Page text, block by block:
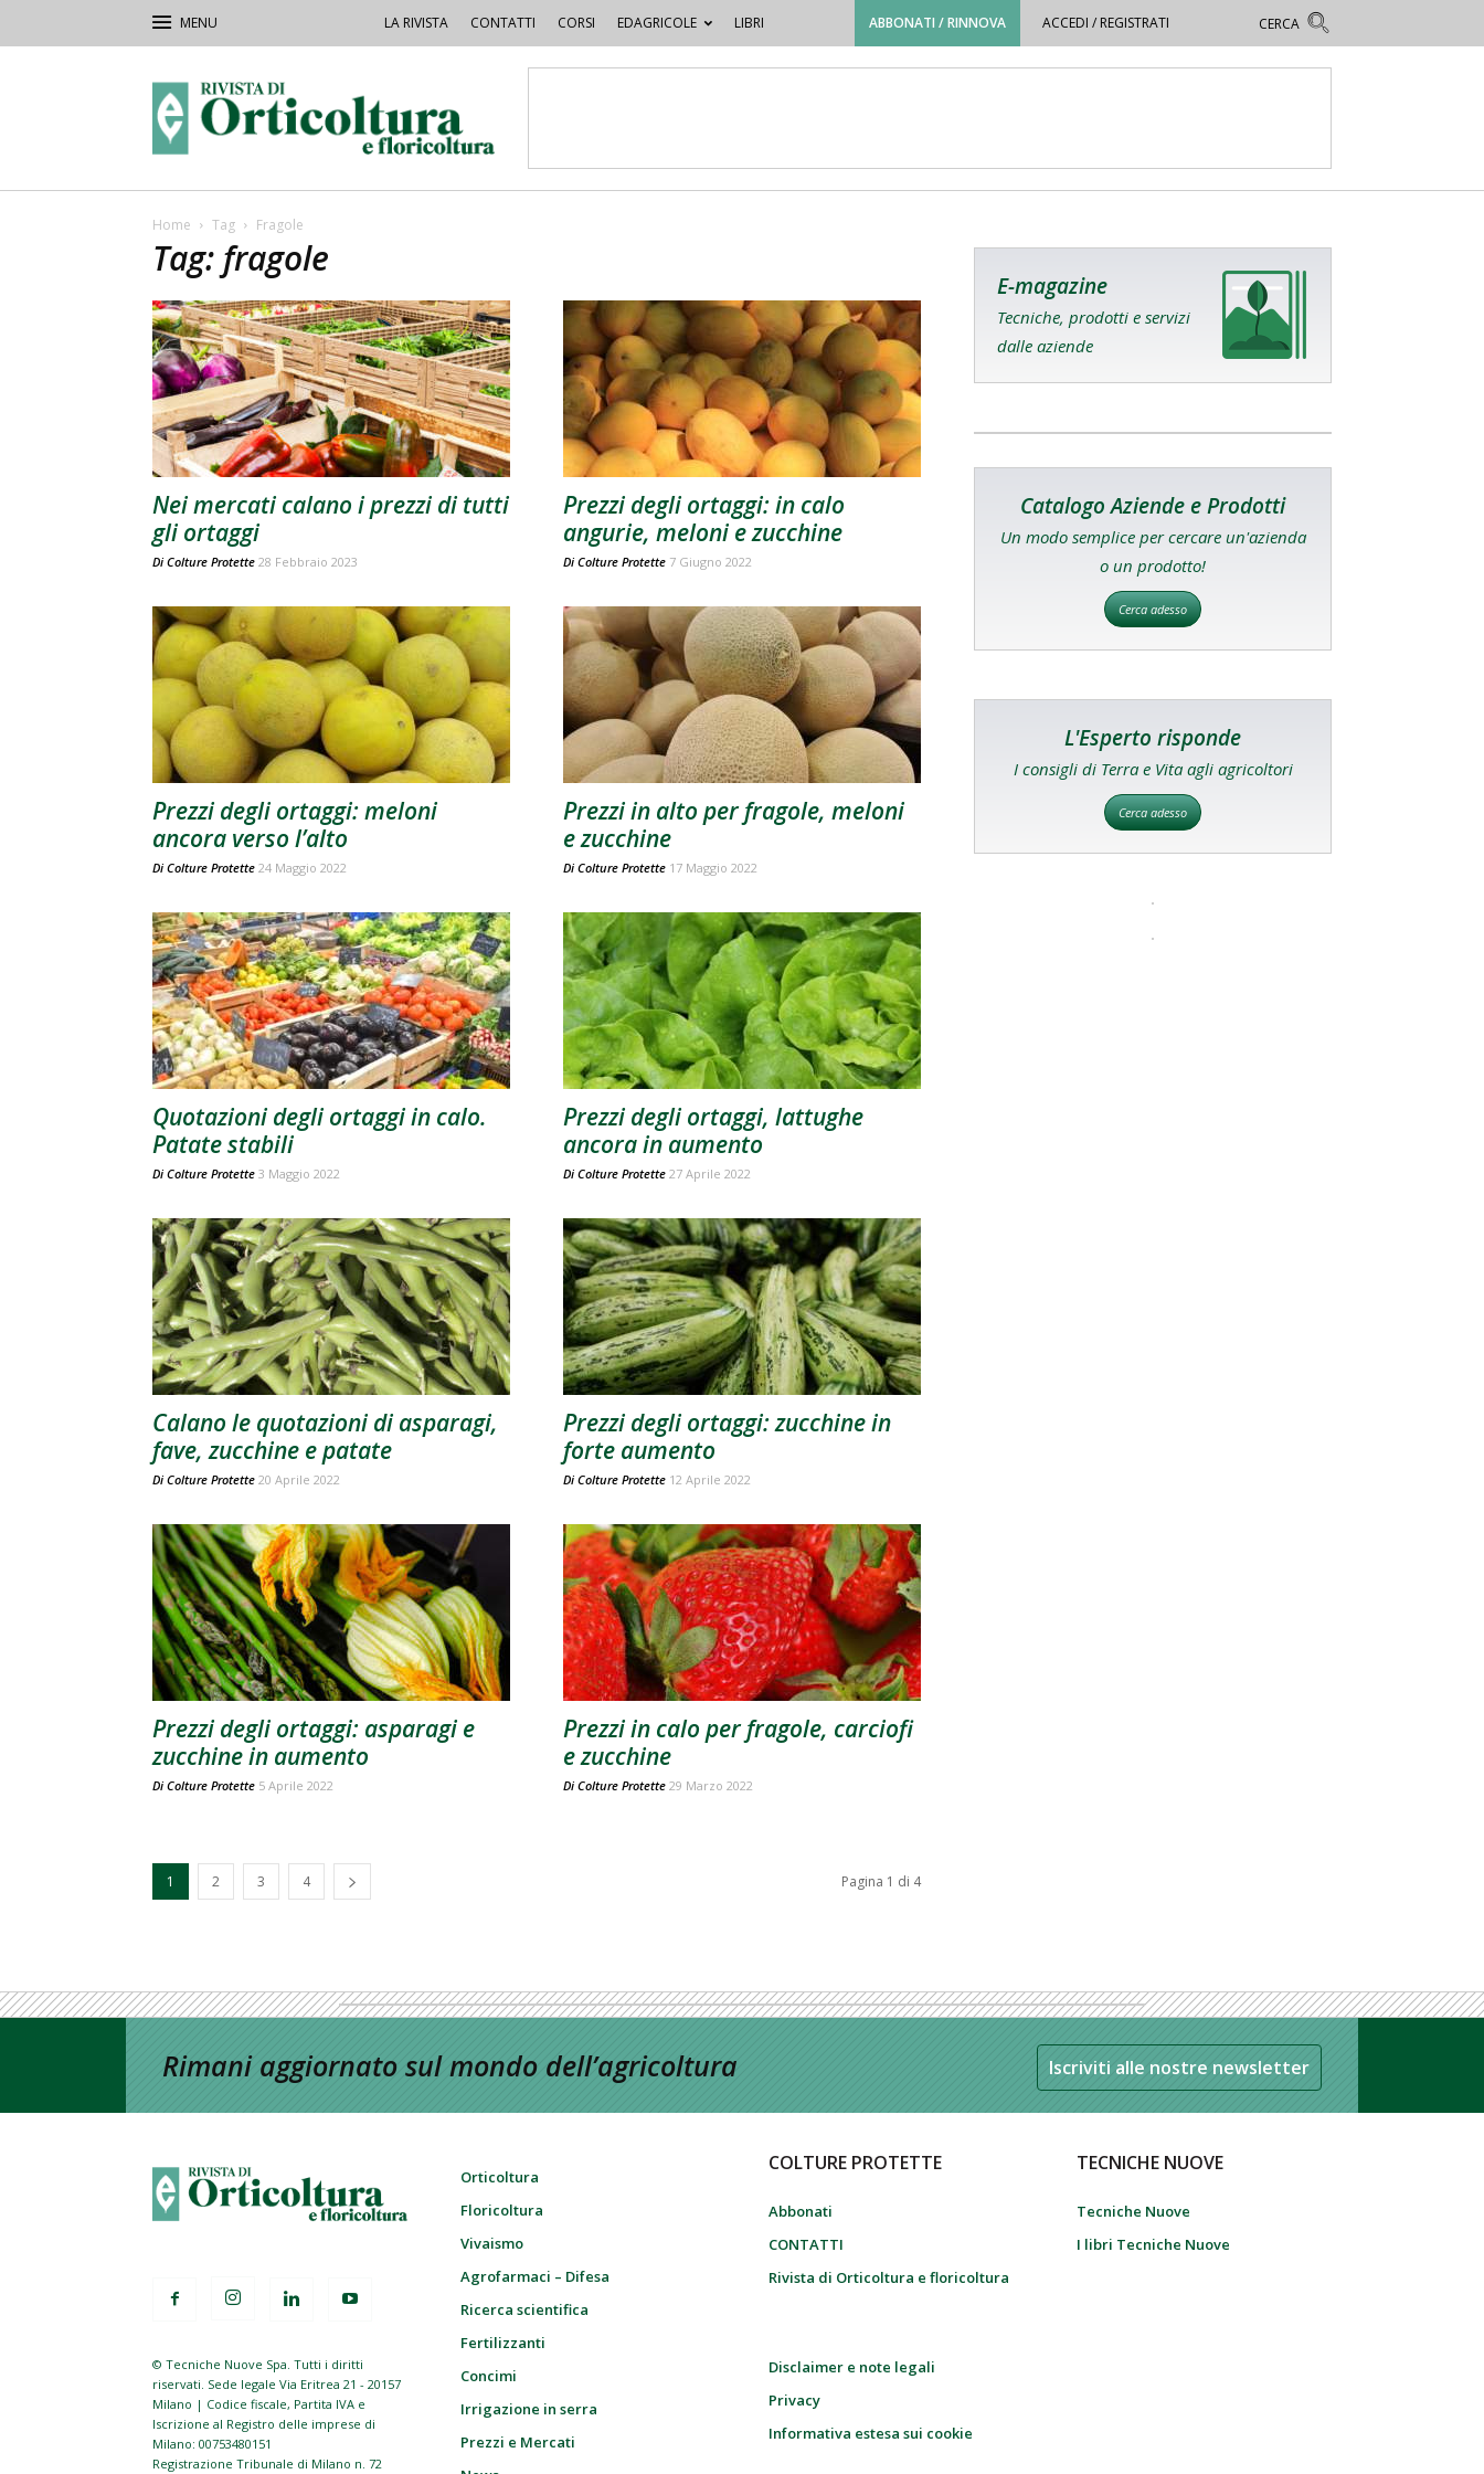
LA RIVISTA CONTATTI CORSI EDAGRICOLE LIBRI ABBONATI / RINNOVA ACCEDI / REGISTRATI
Orticoltura
Home Tag Fragole
Tag: fragole
Nei mercati calano i prezzi di tutti
gli ortaggi
Di Colture Protette 28 Febbraio 2023
Prezzi degli ortaggi: in calo
angurie, meloni e zucchine
Di Colture Protette 7 Giugno 2022
Prezzi degli ortaggi: meloni
ancora verso l’alto
Di Colture Protette 24 Maggio 2022
Prezzi in alto per fragole, meloni
e zucchine
Di Colture Protette 17 Maggio 2022
Quotazioni degli ortaggi in calo.
Patate stabili
Di Colture Protette 3 Maggio 2022
Prezzi degli ortaggi, lattughe
ancora in aumento
Di Colture Protette 27 Aprile 2022
Calano le quotazioni di asparagi,
fave, zucchine e patate
Di Colture Protette 20 Aprile 2022
Prezzi degli ortaggi: zucchine in
forte aumento
Di Colture Protette 12 Aprile 2022
Prezzi degli ortaggi: asparagi e
zucchine in aumento
Di Colture Protette 5 Aprile 2022
Prezzi in calo per fragole, carciofi
e zucchine
Di Colture Protette 29 Marzo 2022
1 2 3 4 Pagina 1 di 4
E-magazine
Tecniche, prodotti e servizi
dalle aziende
Catalogo Aziende e Prodotti
Un modo semplice per cercare un'azienda
o un prodotto!
Cerca adesso
L'Esperto risponde
I consigli di Terra e Vita agli agricoltori
Cerca adesso
Rimani aggiornato sul mondo dell’agricoltura Iscriviti alle nostre newsletter
© Tecniche Nuove Spa. Tutti i diritti
riservati. Sede legale Via Eritrea 21 - 20157
Milano | Codice fiscale, Partita IVA e
Iscrizione al Registro delle imprese di
Milano: 00753480151
Registrazione Tribunale di Milano n. 72
Orticoltura
Floricoltura
Vivaismo
Agrofarmaci – Difesa
Ricerca scientifica
Fertilizzanti
Concimi
Irrigazione in serra
Prezzi e Mercati
COLTURE PROTETTE
Abbonati
CONTATTI
Rivista di Orticoltura e floricoltura
Disclaimer e note legali
Privacy
Informativa estesa sui cookie
TECNICHE NUOVE
Tecniche Nuove
I libri Tecniche Nuove